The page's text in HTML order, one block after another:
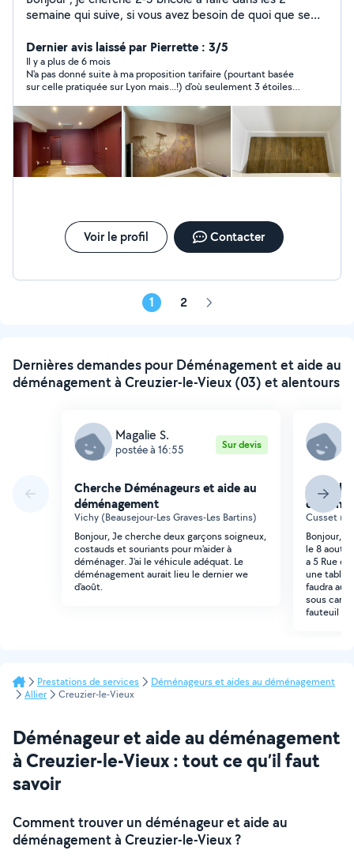
semaine qui suive, si vous avez besoin de quoi que se
pouvez m'appeler sur mon numéro. Cordialement, Mr
Chignol.
Dernier avis laissé par Pierrette : 3/5
Il y a plus de 6 mois
N'a pas donné suite à ma proposition tarifaire (pourtant basée
sur celle pratiquée sur Lyon mais...!) d'où seulement 3 étoiles
Voir le profil Contacter
1 2 Page
Dernières demandes pour Déménagement et aide au
déménagement à Creuzier-le-Vieux (03) et alentours
Magalie S.
postée à 16:55 Sur devis
Cherche Déménageurs et aide au
déménagement
Vichy (Beausejour-Les Graves-Les Bartins)
Bonjour, Je cherche deux garçons soigneux,
costauds et souriants pour m'aider à
déménager. J'ai le véhicule adéquat. Le
déménagement aurait lieu le dernier we
d'août.
Cusset
Bonjour,
le 8 aout
a 5 Rue
une table
faudra
sous
fauteuil
Prestations de services
Déménageurs et aides au déménagement
Allier
Creuzier-le-Vieux
Déménageur et aide au déménagement
à Creuzier-le-Vieux : tout ce qu’il faut
savoir
Comment trouver un déménageur et aide au
déménagement à Creuzier-le-Vieux ?